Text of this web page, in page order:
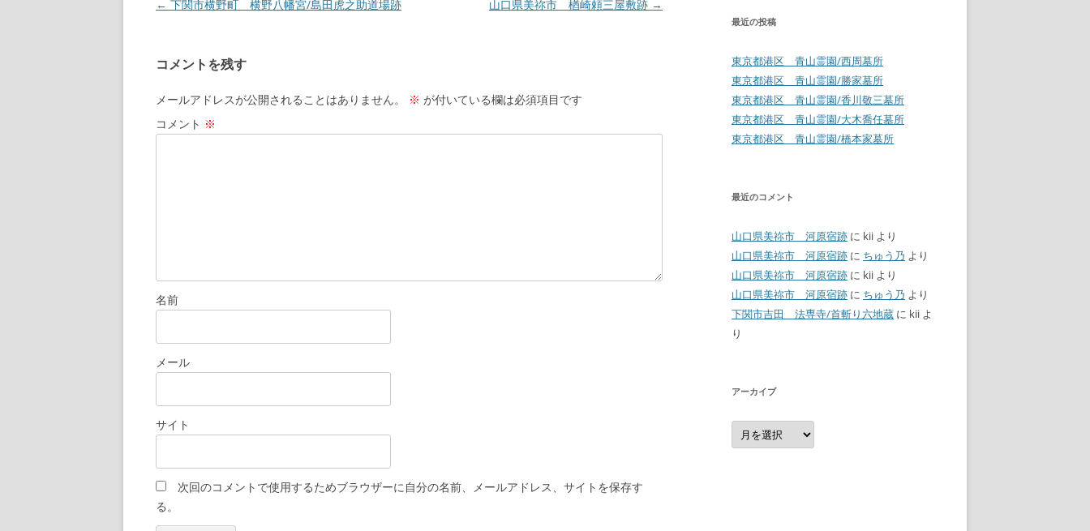
投
ビ
ゲ
ー
← 下関市横野町 横野八幡宮/島田虎之助道場跡 山口県美祢市 楢崎頼三屋敷跡 →
コメントを残す
メールアドレスが公開されることはありません。 ※ が付いている欄は必須項目です
コメント ※
名前
メール
サイト
次回のコメントで使用するためブラウザーに自分の名前、メールアドレス、サイトを保存す
る。
最近の投稿
東京都港区 青山霊園/西周墓所
東京都港区 青山霊園/勝家墓所
東京都港区 青山霊園/香川敬三墓所
東京都港区 青山霊園/大木喬任墓所
東京都港区 青山霊園/橋本家墓所
最近のコメント
山口県美祢市 河原宿跡 に kii より
山口県美祢市 河原宿跡 に ちゅう乃 より
山口県美祢市 河原宿跡 に kii より
山口県美祢市 河原宿跡 に ちゅう乃 より
下関市吉田 法専寺/首斬り六地蔵 に kii よ
り
アーカイブ
ア
ー
カ